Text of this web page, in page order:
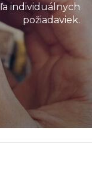
individuálnych
požiadaviek.